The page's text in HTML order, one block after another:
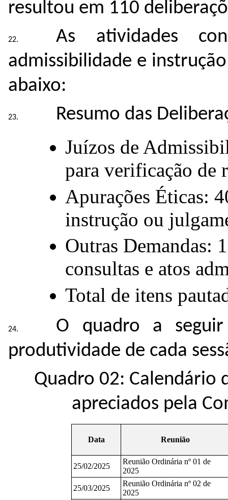
resultou em 110
As atividades
admissibilidade e
abaixo:
Resumo das
Juízos de
para verificação de
Apurações Éticas:
instrução ou
Outras Demandas:
consultas e atos
Total de itens
O quadro a
produtividade de cada
Quadro 02: Calendário
apreciados pela
Data Reunião
25/02/2025
Reunião Ordinária nº 01 de
2025
25/03/2025
Reunião Ordinária nº 02 de
2025